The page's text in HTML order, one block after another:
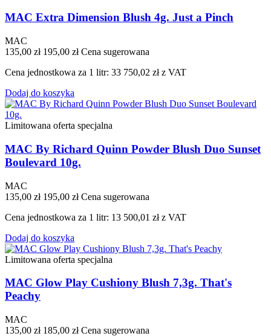
MAC Extra Dimension Blush 4g. Just a Pinch
MAC
135,00 zł 195,00 zł Cena sugerowana
Cena jednostkowa za 1 litr: 33 750,02 zł z VAT
Dodaj do koszyka
Limitowana oferta specjalna
MAC By Richard Quinn Powder Blush Duo Sunset
Boulevard 10g.
MAC
135,00 zł 195,00 zł Cena sugerowana
Cena jednostkowa za 1 litr: 13 500,01 zł z VAT
Dodaj do koszyka
Limitowana oferta specjalna
MAC Glow Play Cushiony Blush 7,3g. That's
Peachy
MAC
135,00 zł 185,00 zł Cena sugerowana